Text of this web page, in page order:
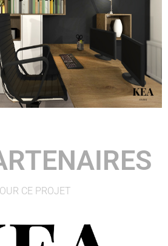
CE PROJET